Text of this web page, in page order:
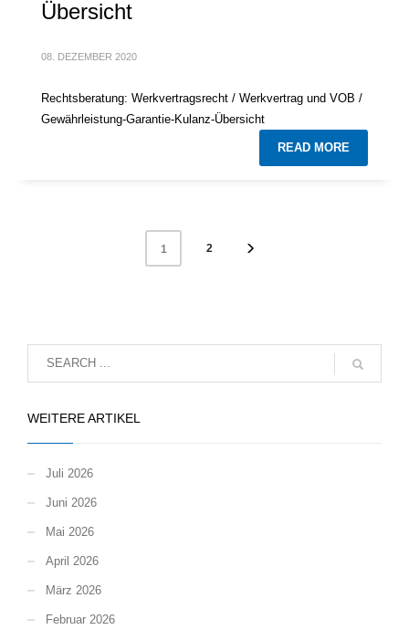
Übersicht
08. DEZEMBER 2020
Rechtsberatung: Werkvertragsrecht / Werkvertrag und VOB /
Gewährleistung-Garantie-Kulanz-Übersicht
READ MORE
1 2
WEITERE ARTIKEL
Juli 2026
Juni 2026
Mai 2026
April 2026
März 2026
Februar 2026